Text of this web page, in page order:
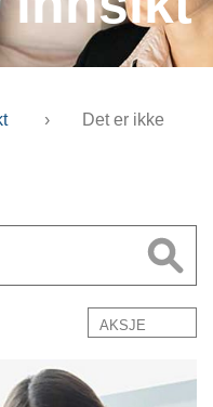
›
Det er ikke
AKSJE